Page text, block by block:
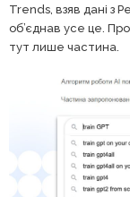
Trends, взяв дані з
об’єднав усе це.
тут лише частина.